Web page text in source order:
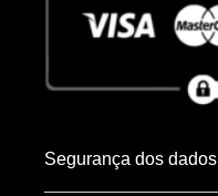
Segurança dos dados